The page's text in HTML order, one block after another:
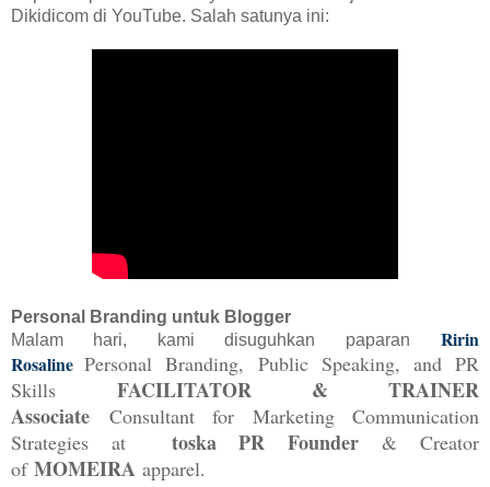
Dikidicom di YouTube. Salah satunya ini:
Personal Branding untuk Blogger
Malam hari, kami disuguhkan paparan
Ririn
Rosaline Personal Branding, Public Speaking, and PR
Skills FACILITATOR & TRAINER
Associate Consultant for Marketing Communication
Strategies at toska PR Founder& Creator
of MOMEIRA apparel.